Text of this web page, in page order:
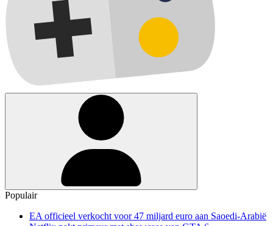
Populair
EA officieel verkocht voor 47 miljard euro aan Saoedi-Arabië